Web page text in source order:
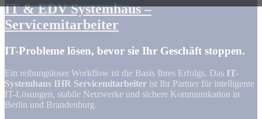
IT & EDV Systemhaus –
Servicemitarbeiter
IT-Probleme lösen, bevor sie Ihr Geschäft stoppen.
Ein reibungsloser Workflow ist die Basis Ihres Erfolgs. Das IT-
Systemhaus IHR Servicemitarbeiter ist Ihr Partner für intelligente
IT-Lösungen, stabile Netzwerke und sichere Kommunikation in
Berlin und Brandenburg.